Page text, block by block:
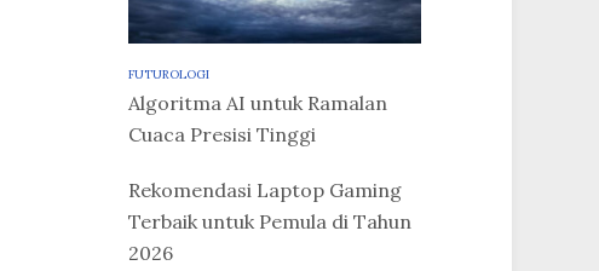
FUTUROLOGI
Algoritma AI untuk Ramalan
Cuaca Presisi Tinggi
Rekomendasi Laptop Gaming
Terbaik untuk Pemula di Tahun
2026